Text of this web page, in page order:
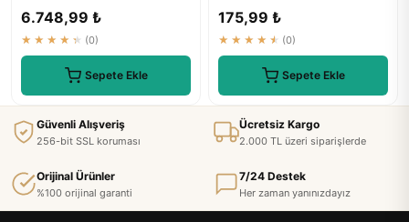
6.748,99 ₺
★★★★★ (0)
Sepete Ekle
175,99 ₺
★★★★★ (0)
Sepete Ekle
Güvenli Alışveriş
256-bit SSL koruması
Ücretsiz Kargo
2.000 TL üzeri siparişlerde
Orijinal Ürünler
%100 orijinal garanti
7/24 Destek
Her zaman yanınızdayız